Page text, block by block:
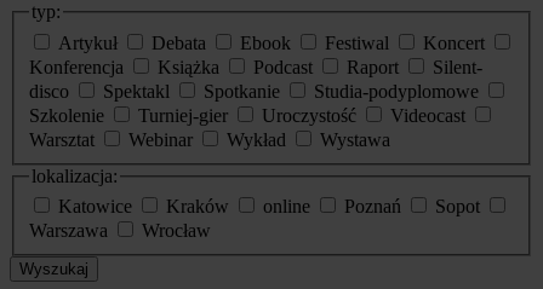
typ:
Artykuł
Debata Ebook Festiwal
Koncert
Konferencja
Książka Podcast Raport
Silent-
disco
Spektakl Spotkanie
Studia-podyplomowe
Szkolenie
Turniej-gier Uroczystość
Videocast
Warsztat
Webinar Wykład
Wystawa
lokalizacja:
Katowice
Kraków online Poznań
Sopot
Warszawa
Wrocław
Wyszukaj